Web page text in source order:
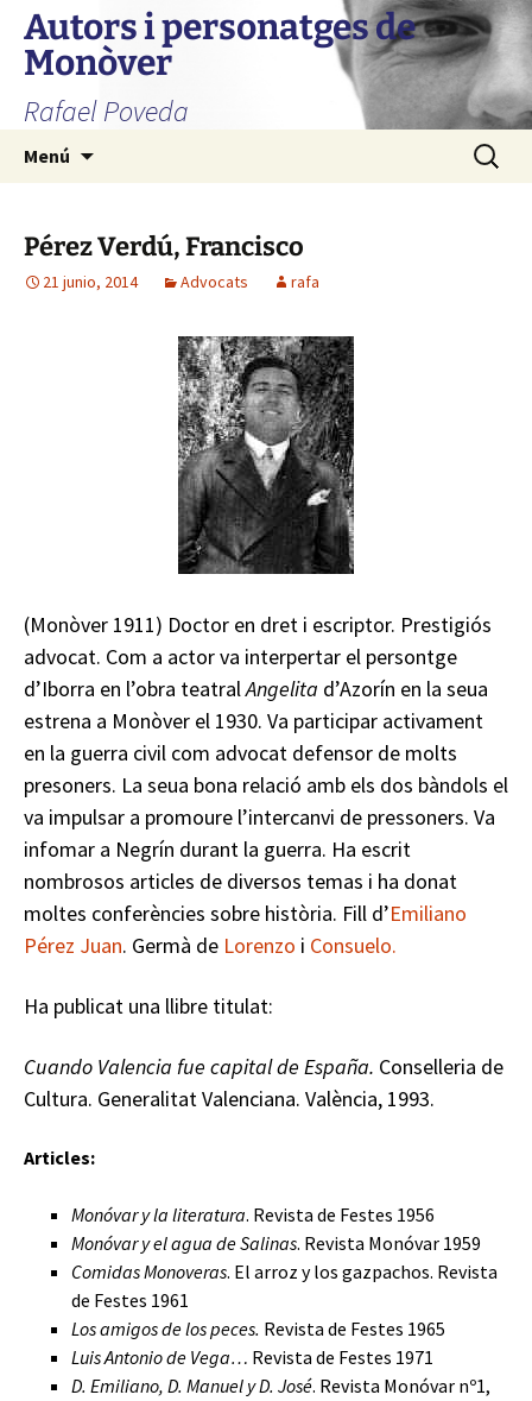
Autors i personatges de
Monòver
Rafael Poveda
Menú Buscar:
Pérez Verdú, Francisco
21 junio, 2014 Advocats rafa
(Monòver 1911) Doctor en dret i escriptor. Prestigiós
advocat. Com a actor va interpertar el persontge
d’Iborra en l’obra teatralAngelita d’Azorín en la seua
estrena a Monòver el 1930. Va participar activament
en la guerra civil com advocat defensor de molts
presoners. La seua bona relació amb els dos bàndols el
va impulsar a promoure l’intercanvi de pressoners. Va
infomar a Negrín durant la guerra. Ha escrit
nombrosos articles de diversos temas i ha donat
moltes conferències sobre història. Fill d’Emiliano
Pérez Juan. Germà de Lorenzo i Consuelo.
Ha publicat una llibre titulat:
Cuando Valencia fue capital de España. Conselleria de
Cultura. Generalitat Valenciana. València, 1993.
Articles:
Monóvar y la literatura. Revista de Festes 1956
Monóvar y el agua de Salinas. Revista Monóvar 1959
Comidas Monoveras. El arroz y los gazpachos. Revista
de Festes 1961
Los amigos de los peces. Revista de Festes 1965
Luis Antonio de Vega… Revista de Festes 1971
D. Emiliano, D. Manuel y D. José. Revista Monóvar nº1,